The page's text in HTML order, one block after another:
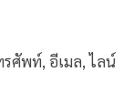
ศัพท์, อีเมล, ไลน์